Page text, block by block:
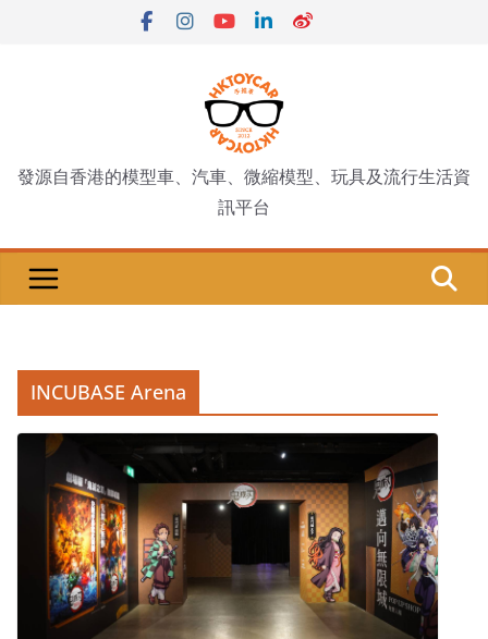
發源自香港的模型車、汽車、微縮模型、玩具及流行生活資
訊平台
INCUBASE Arena